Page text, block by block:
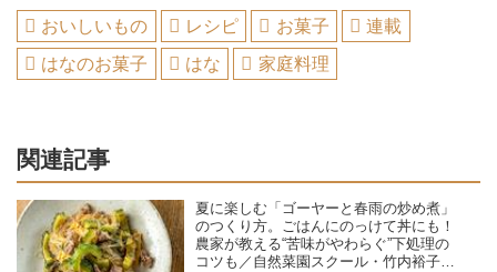
おいしいもの レシピ お菓子
連載
はなのお菓子
はな 家庭料理
関連記事
夏に楽しむ「ゴーヤーと春雨の炒め煮」
のつくり方。ごはんにのっけて丼にも！
農家が教える“苦味がやわらぐ”下処理の
コツも／自然菜園スクール・竹内裕子さ